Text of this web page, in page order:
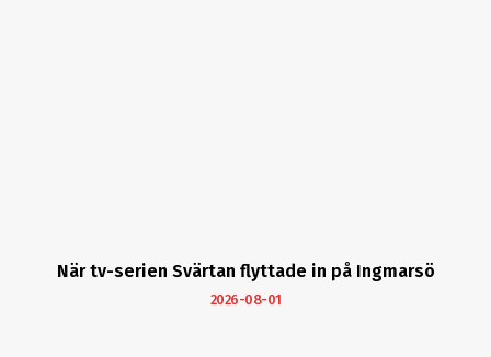
När tv-serien Svärtan flyttade in på Ingmarsö
2026-08-01